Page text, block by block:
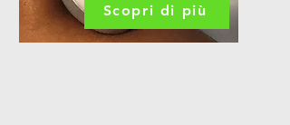
Scopri di più